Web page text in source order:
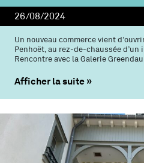
26/08/2024
Un nouveau commerce vient
Penhoët, au rez-de-chaussée
Rencontre avec la Galerie
Afficher la suite